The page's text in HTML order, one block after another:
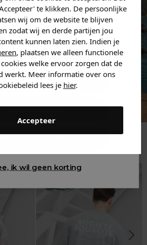
te klikken. De persoonlijke
wij om de website te blijven
zodat wij en derde partijen jou
kunnen laten zien. Indien je
, plaatsen we alleen functionele
welke ervoor zorgen dat de
werkt. Meer informatie over ons
lees je hier.
Accepteer
.
Heren kleding
Dames kleding
Kids kleding
ik wil geen korting